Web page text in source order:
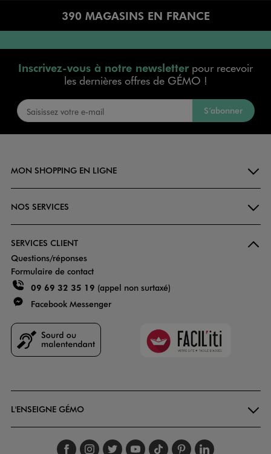
390 MAGASINS EN FRANCE
Inscrivez-vous à notre newsletterpour recevoir
les dernières offres de GÉMO !
S’abonner
MON SHOPPING EN LIGNE
NOS SERVICES
SERVICES CLIENT
Questions/réponses
Formulaire de contact
09 69 32 35 19 (appel non surtaxé)
Facebook Messenger
Faciliti
L'ENSEIGNE GÉMO